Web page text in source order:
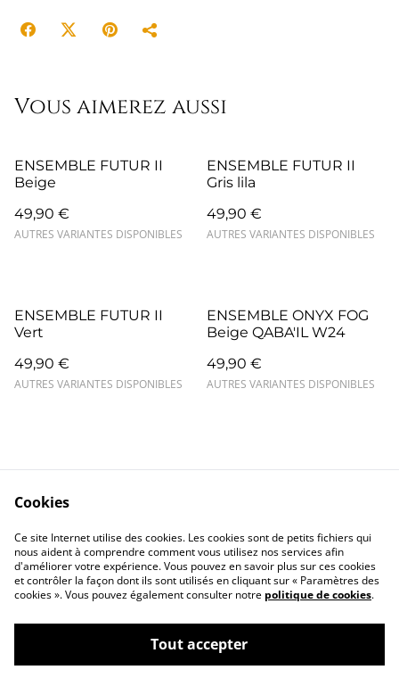
Vous aimerez aussi
ENSEMBLE FUTUR II
Beige
49,90 €
AUTRES VARIANTES DISPONIBLES
ENSEMBLE FUTUR II
Gris lila
49,90 €
AUTRES VARIANTES DISPONIBLES
ENSEMBLE FUTUR II
Vert
49,90 €
AUTRES VARIANTES DISPONIBLES
ENSEMBLE ONYX FOG
Beige QABA'IL W24
49,90 €
AUTRES VARIANTES DISPONIBLES
Contact
Mentions légales
Confidentialité
Cookies
©2026Closlim
Cookies
Ce site Internet utilise des cookies. Les cookies sont de petits fichiers qui
nous aident à comprendre comment vous utilisez nos services afin
d'améliorer votre expérience. Vous pouvez en savoir plus sur ces cookies
et contrôler la façon dont ils sont utilisés en cliquant sur « Paramètres des
cookies ». Vous pouvez également consulter notre politique de cookies.
Tout accepter